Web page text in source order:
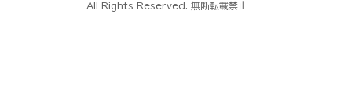
All Rights Reserved. 無断転載禁止